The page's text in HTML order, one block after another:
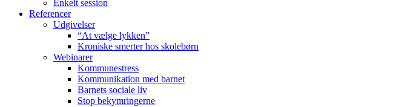
Enkelt session
Referencer
Udgivelser
“At vælge lykken”
Kroniske smerter hos skolebørn
Webinarer
Kommunestress
Kommunikation med barnet
Barnets sociale liv
Stop bekymringerne